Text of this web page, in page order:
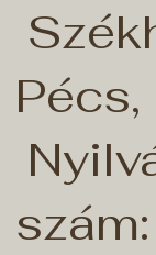
Pécs,